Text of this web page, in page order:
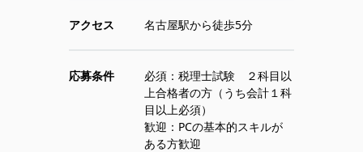
アクセス 名古屋駅から徒歩5分
応募条件
必須：税理士試験 ２科目以
上合格者の方（うち会計１科
目以上必須）
歓迎：PCの基本的スキルが
ある方歓迎